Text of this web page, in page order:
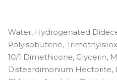
Water, Hydrogenated
Polyisobutene,
10/1 Dimethicone, Glycerin,
Disteardimonium Hectorite,